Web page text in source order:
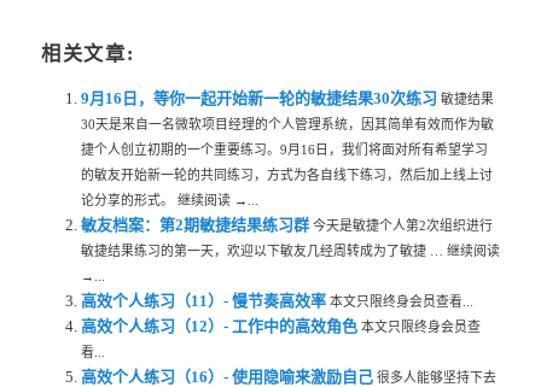
相关文章:
9月16日，等你一起开始新一轮的敏捷结果30次练习 敏捷结果
30天是来自一名微软项目经理的个人管理系统，因其简单有效而作为敏
捷个人创立初期的一个重要练习。9月16日，我们将面对所有希望学习
的敏友开始新一轮的共同练习，方式为各自线下练习，然后加上线上讨
论分享的形式。 继续阅读 →...
敏友档案：第2期敏捷结果练习群 今天是敏捷个人第2次组织进行
敏捷结果练习的第一天，欢迎以下敏友几经周转成为了敏捷 … 继续阅读
→...
高效个人练习（11）- 慢节奏高效率 本文只限终身会员查看...
高效个人练习（12）- 工作中的高效角色 本文只限终身会员查
看...
高效个人练习（16）- 使用隐喻来激励自己 很多人能够坚持下去